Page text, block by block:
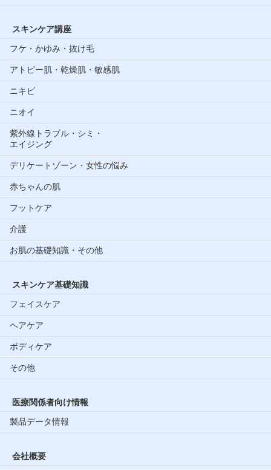
スキンケア講座
フケ・かゆみ・抜け毛
アトピー肌・乾燥肌・敏感肌
ニキビ
ニオイ
紫外線トラブル・シミ・
エイジング
デリケートゾーン・女性の悩み
赤ちゃんの肌
フットケア
介護
お肌の基礎知識・その他
スキンケア基礎知識
フェイスケア
ヘアケア
ボディケア
その他
医療関係者向け情報
製品データ情報
会社概要